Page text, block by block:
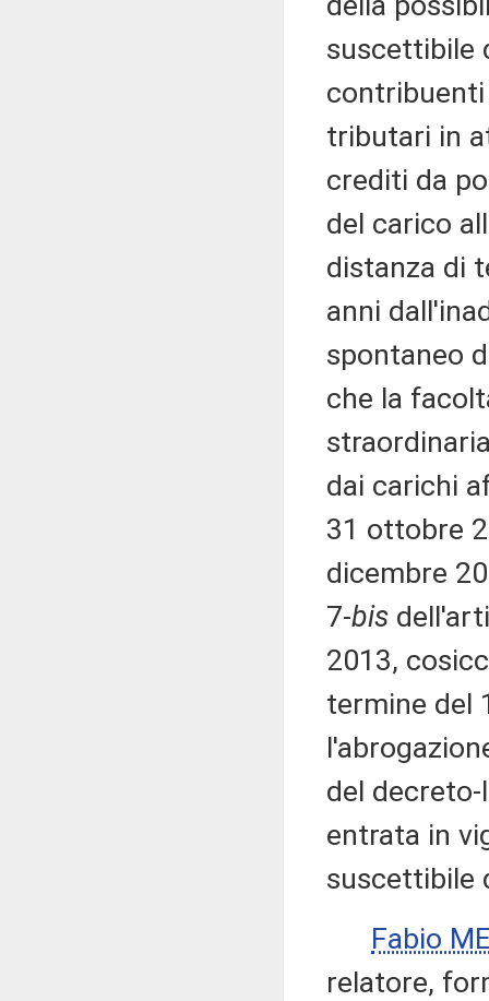
suscettibile
tributari in
crediti da
del carico
distanza di
anni
spontaneo
che la
dai carichi
31 ottobre
dicembre
7-bis
2013,
termine del
del
entrata in
suscettibile
Fabio
relatore,